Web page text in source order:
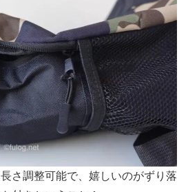
さ調整可能で、嬉しいのがずり落